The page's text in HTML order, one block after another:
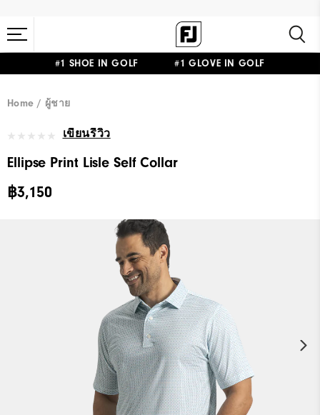
#1 SHOE IN GOLF #1 GLOVE IN GOLF
Home ผู้ชาย
เขียนรีวิว
Ellipse Print Lisle Self Collar
฿3,150